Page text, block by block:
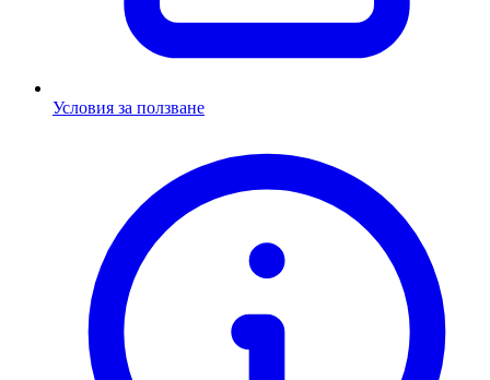
Условия за ползване